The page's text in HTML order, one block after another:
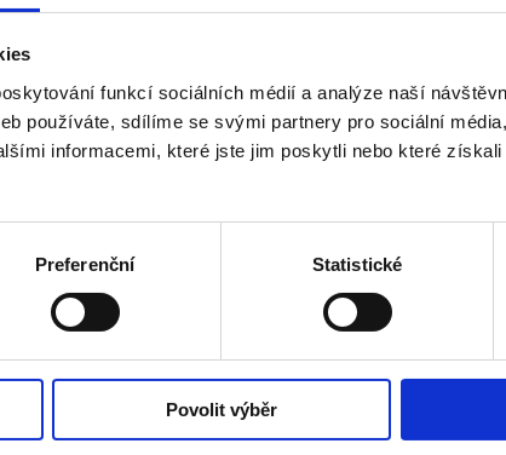
funkcí sociálních médií a analýze naší
používáte, sdílíme se svými partnery pro sociální
informacemi, které jste jim poskytli nebo které
Preferenční Statistické
Povolit výběr
LYON